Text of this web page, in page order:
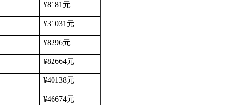
¥8181 元
¥31031 元
¥8296元
¥82664元
¥40138元
¥46674元